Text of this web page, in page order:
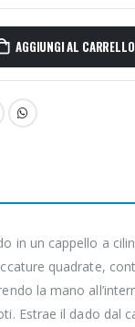
AGGIUNGI AL CARRELLO
in un cappello a
quadrate,
la mano
Estrae il dado dal